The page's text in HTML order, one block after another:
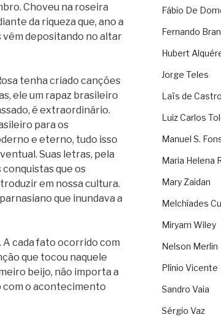
Choveu na roseira
da riqueza que, ano a
vêm depositando no altar
tenha criado canções
ele um rapaz brasileiro
é extraordinário.
para os
e eterno, tudo isso
Suas letras, pela
que os
em nossa cultura.
que inundava a
A cada fato ocorrido com
que tocou naquele
beijo, não importa a
com o acontecimento
Fábio De
Fernando
Hubert
Jorge Teles
Laïs de Castro
Luiz Carlos
Manuel S.
Maria Helena
Mary Zaidan
Melchíades
Miryam Wiley
Nelson Merlin
Plínio Vicente
Sandro Vaia
Sérgio Vaz